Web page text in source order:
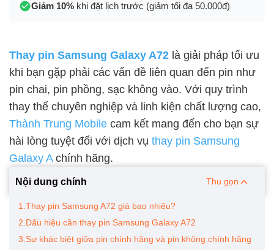
Giảm 10% khi đặt lịch trước (giảm tối đa 50.000đ)
Thay pin Samsung Galaxy A72 là giải pháp tối ưu
khi bạn gặp phải các vấn đề liên quan đến pin như
pin chai, pin phồng, sạc không vào. Với quy trình
thay thế chuyên nghiệp và linh kiện chất lượng cao,
Thành Trung Mobile cam kết mang đến cho bạn sự
hài lòng tuyệt đối với dịch vụ thay pin Samsung
Galaxy Achính hãng.
Nội dung chính Thu gọn
1.Thay pin Samsung A72 giá bao nhiêu?
2.Dấu hiệu cần thay pin Samsung Galaxy A72
3.Sự khác biệt giữa pin chính hãng và pin không chính hãng